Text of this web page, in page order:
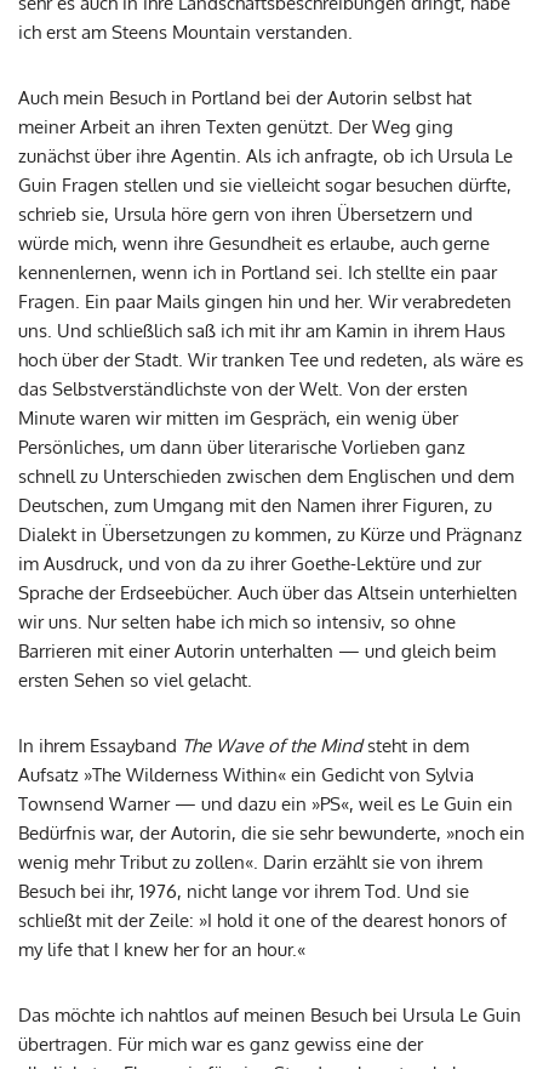
ich erst am Steens Mountain verstanden.
Auch mein Besuch in Portland bei der Autorin selbst hat
meiner Arbeit an ihren Texten genützt. Der Weg ging
zunächst über ihre Agentin. Als ich anfragte, ob ich Ursula Le
Guin Fragen stellen und sie vielleicht sogar besuchen dürfte,
schrieb sie, Ursula höre gern von ihren Übersetzern und
würde mich, wenn ihre Gesundheit es erlaube, auch gerne
kennenlernen, wenn ich in Portland sei. Ich stellte ein paar
Fragen. Ein paar Mails gingen hin und her. Wir verabredeten
uns. Und schließlich saß ich mit ihr am Kamin in ihrem Haus
hoch über der Stadt. Wir tranken Tee und redeten, als wäre es
das Selbstverständlichste von der Welt. Von der ersten
Minute waren wir mitten im Gespräch, ein wenig über
Persönliches, um dann über literarische Vorlieben ganz
schnell zu Unterschieden zwischen dem Englischen und dem
Deutschen, zum Umgang mit den Namen ihrer Figuren, zu
Dialekt in Übersetzungen zu kommen, zu Kürze und Prägnanz
im Ausdruck, und von da zu ihrer Goethe-Lektüre und zur
Sprache der Erdseebücher. Auch über das Altsein unterhielten
wir uns. Nur selten habe ich mich so intensiv, so ohne
Barrieren mit einer Autorin unterhalten — und gleich beim
ersten Sehen so viel gelacht.
In ihrem Essayband The Wave of the Mindsteht in dem
Aufsatz »The Wilderness Within« ein Gedicht von Sylvia
Townsend Warner — und dazu ein »PS«, weil es Le Guin ein
Bedürfnis war, der Autorin, die sie sehr bewunderte, »noch ein
wenig mehr Tribut zu zollen«. Darin erzählt sie von ihrem
Besuch bei ihr, 1976, nicht lange vor ihrem Tod. Und sie
schließt mit der Zeile: »I hold it one of the dearest honors of
my life that I knew her for an hour.«
Das möchte ich nahtlos auf meinen Besuch bei Ursula Le Guin
übertragen. Für mich war es ganz gewiss eine der